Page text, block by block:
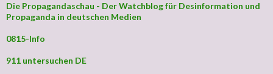
Die Propagandaschau - Der Watchblog für Desinformation und
Propaganda in deutschen Medien
0815-Info
911 untersuchen DE